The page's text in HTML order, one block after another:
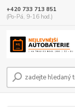
+420 733 713 851
(Po-Pá, 9-16 hod.)